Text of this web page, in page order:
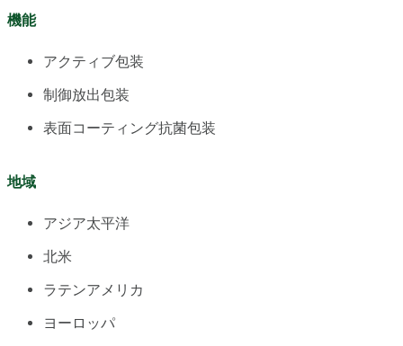
機能
アクティブ包装
制御放出包装
表面コーティング抗菌包装
地域
アジア太平洋
北米
ラテンアメリカ
ヨーロッパ